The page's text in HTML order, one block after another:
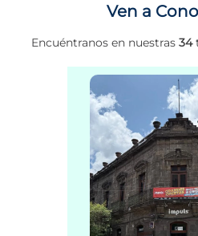
Ven a
Encuéntranos en nuestras 34